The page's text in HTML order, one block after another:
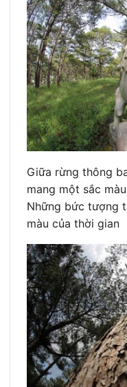
Giữa rừng thông
mang một sắc
Những bức tượng
màu của thời gian